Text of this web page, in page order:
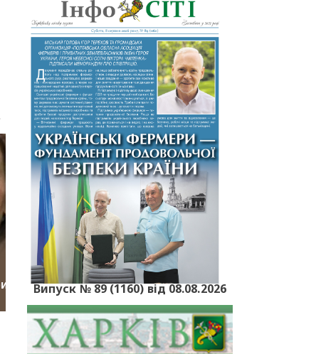
Випуск № 89 (1160) від 08.08.2026